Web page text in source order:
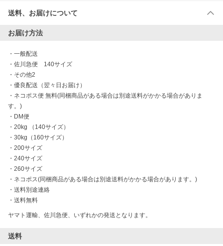
送料、お届けについて
お届け方法
・ 一般配送
・ 佐川急便　140サイズ
・ その他2
・ 優良配送（翌々日お届け）
・ ネコポス便 無料(同梱商品がある場合は別途送料がかかる場合がありま
す。)
・ DM便
・ 20kg （140サイズ）
・ 30kg（160サイズ）
・ 200サイズ
・ 240サイズ
・ 260サイズ
・ ネコポス(同梱商品がある場合は別途送料がかかる場合があります。)
・ 送料別途連絡
・ 送料無料
ヤマト運輸、佐川急便、いずれかの発送となります。
送料